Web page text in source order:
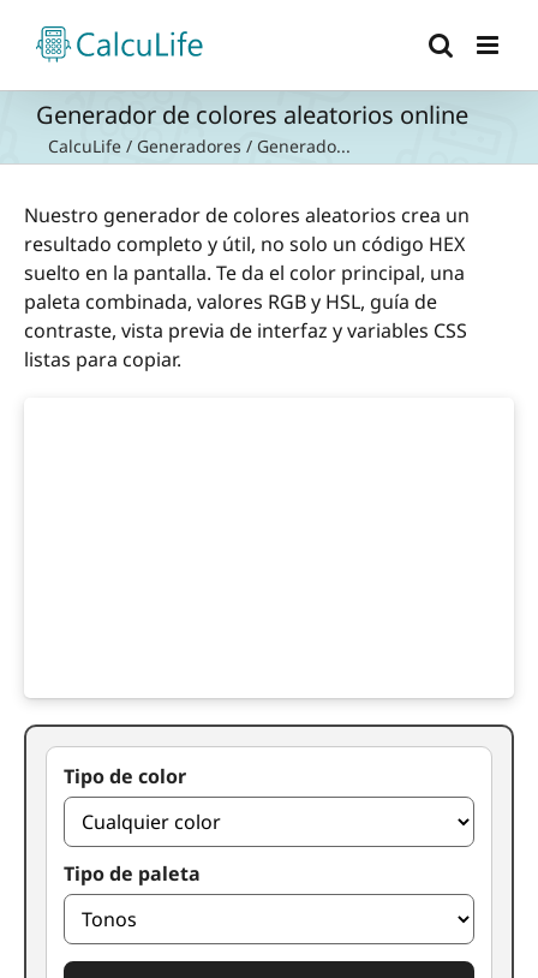
contenido
Generador de colores aleatorios online
CalcuLife / Generadores / Generado...
Nuestro generador de colores aleatorios crea un
resultado completo y útil, no solo un código HEX
suelto en la pantalla. Te da el color principal, una
paleta combinada, valores RGB y HSL, guía de
contraste, vista previa de interfaz y variables CSS
listas para copiar.
Tipo de color
Tipo de paleta